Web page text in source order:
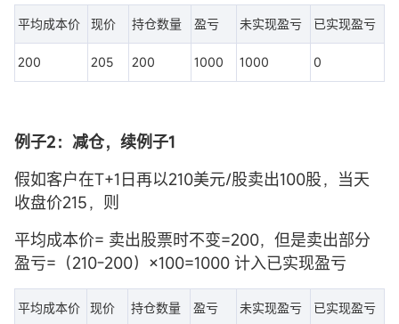
平均成本价 现价 持仓数量 盈亏 未实现盈亏 已实现盈亏
200 205 200 1000 1000 0
例子2：减仓，续例子1
假如客户在T+1日再以210美元/股卖出100股，当天
收盘价215，则
平均成本价= 卖出股票时不变=200，但是卖出部分
盈亏=（210-200）×100=1000 计入已实现盈亏
平均成本价 现价 持仓数量 盈亏 未实现盈亏 已实现盈亏